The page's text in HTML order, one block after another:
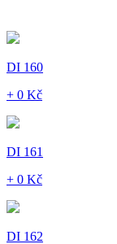
DI 160
+ 0 Kč
DI 161
+ 0 Kč
DI 162